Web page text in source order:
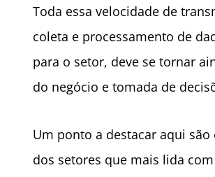
Toda essa velocidade de
coleta e processamento de
para o setor, deve se tornar
do negócio e tomada de
Um ponto a destacar aqui
dos setores que mais lida